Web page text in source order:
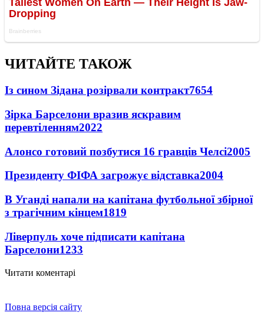
ЧИТАЙТЕ ТАКОЖ
Із сином Зідана розірвали контракт7654
Зірка Барселони вразив яскравим
перевтіленням2022
Алонсо готовий позбутися 16 гравців Челсі2005
Президенту ФІФА загрожує відставка2004
В Уганді напали на капітана футбольної збірної
з трагічним кінцем1819
Ліверпуль хоче підписати капітана
Барселони1233
Читати коментарі
Повна версія сайту